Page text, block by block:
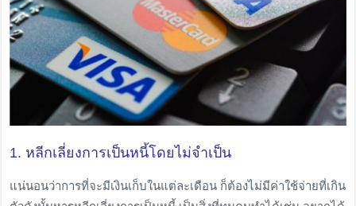
1. หลีกเลี่ยงการเป็นหนี้โดยไม่จำเป็น
แน่นอนว่าการที่จะมีเงินเก็บในแต่ละเดือน ก็ต้องไม่มีค่าใช้จ่ายที่เกิน